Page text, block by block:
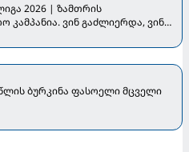
2026 | ზამთრის
კამპანია. ვინ გაძლიერდა, ვინ
ბურკინა ფასოელი მცველი